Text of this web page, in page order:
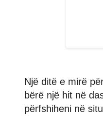
Një ditë e mirë
bërë një hit në
përfshiheni në